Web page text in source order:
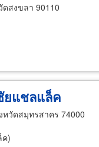
สงขลา 90110
ยแชลแล็ค
หวัดสมุทรสาคร 74000
ค)